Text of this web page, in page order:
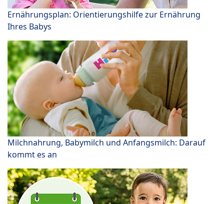
Ernährungsplan: Orientierungshilfe zur Ernährung
Ihres Babys
Milchnahrung, Babymilch und Anfangsmilch: Darauf
kommt es an